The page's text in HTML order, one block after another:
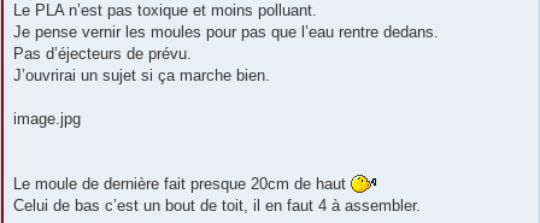
a
g
Le PLA n’est pas toxique et moins polluant.
Je pense vernir les moules pour pas que l’eau rentre dedans.
Pas d’éjecteurs de prévu.
J’ouvrirai un sujet si ça marche bien.
image.jpg
Le moule de dernière fait presque 20cm de haut
Celui de bas c’est un bout de toit, il en faut 4 à assembler.